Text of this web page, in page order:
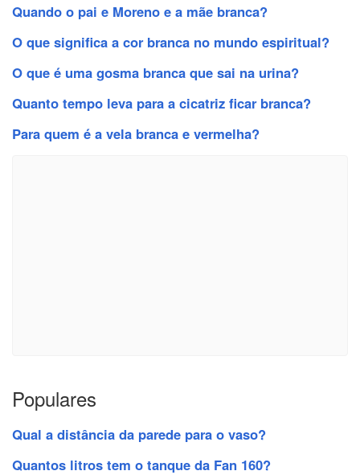
Quando o pai e Moreno e a mãe branca?
O que significa a cor branca no mundo espiritual?
O que é uma gosma branca que sai na urina?
Quanto tempo leva para a cicatriz ficar branca?
Para quem é a vela branca e vermelha?
Populares
Qual a distância da parede para o vaso?
Quantos litros tem o tanque da Fan 160?